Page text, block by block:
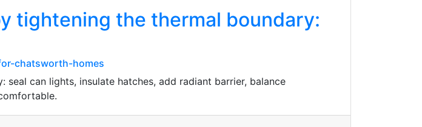
tightening the thermal boundary:
chatsworth-homes
can lights, insulate hatches, add radiant barrier, balance